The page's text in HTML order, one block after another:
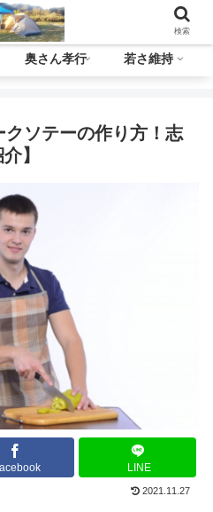
奥さん孝行 若さ維持
ソテーの作り方！志
】
LINE
2021.11.27
検索